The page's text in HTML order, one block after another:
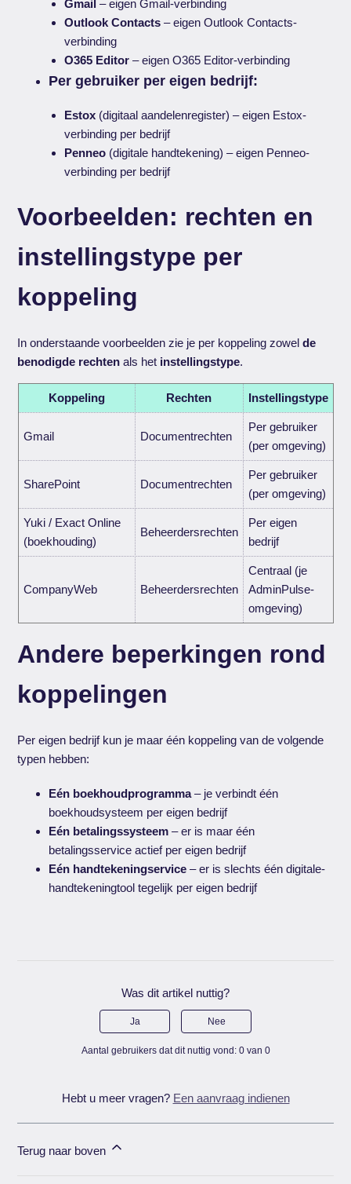
Gmail – eigen Gmail-verbinding
Outlook Contacts – eigen Outlook Contacts-
verbinding
O365 Editor – eigen O365 Editor-verbinding
Per gebruiker per eigen bedrijf:
Estox (digitaal aandelenregister) – eigen Estox-
verbinding per bedrijf
Penneo (digitale handtekening) – eigen Penneo-
verbinding per bedrijf
Voorbeelden: rechten en
instellingstype per
koppeling
In onderstaande voorbeelden zie je per koppeling zowelde
benodigde rechten als het instellingstype.
Koppeling Rechten Instellingstype
Gmail Documentrechten
Per gebruiker
(per omgeving)
SharePoint Documentrechten
Per gebruiker
(per omgeving)
Yuki / Exact Online
(boekhouding)
Beheerdersrechten
Per eigen
bedrijf
CompanyWeb Beheerdersrechten
Centraal (je
AdminPulse-
omgeving)
Andere beperkingen rond
koppelingen
Per eigen bedrijf kun je maar één koppeling van de volgende
typen hebben:
Eén boekhoudprogramma– je verbindt één
boekhoudsysteem per eigen bedrijf
Eén betalingssysteem – er is maar één
betalingsservice actief per eigen bedrijf
Eén handtekeningservice – er is slechts één digitale-
handtekeningtool tegelijk per eigen bedrijf
Was dit artikel nuttig?
Ja Nee
Aantal gebruikers dat dit nuttig vond: 0 van 0
Hebt u meer vragen? Een aanvraag indienen
Terug naar boven